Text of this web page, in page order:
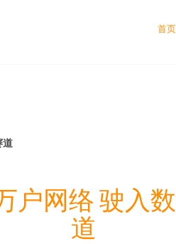
首页
道
户网络 驶入
道